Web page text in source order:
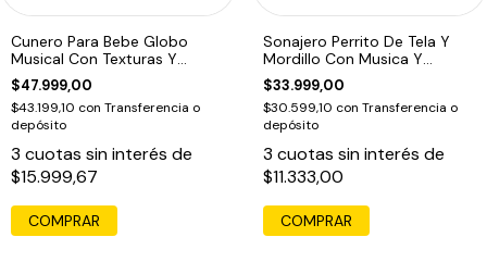
Cunero Para Bebe Globo
Musical Con Texturas Y
Sonajero
$47.999,00
$43.199,10 con Transferencia o
depósito
3 cuotas sin interés de
$15.999,67
COMPRAR
Sonajero Perrito De Tela Y
Mordillo Con Musica Y
Texturas
$33.999,00
$30.599,10 con Transferencia o
depósito
3 cuotas sin interés de
$11.333,00
COMPRAR